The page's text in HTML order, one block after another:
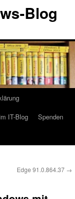
Blog
IT-Blog
Spenden
Edge 91.0.864.37 →